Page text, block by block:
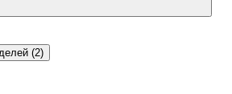
(2)